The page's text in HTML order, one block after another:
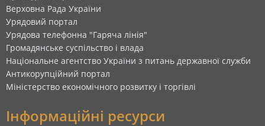
Верховна Рада України
Урядовий портал
Урядова телефонна "Гаряча лінія"
Громадянське суспільство і влада
Національне агентство України з питань державної служби
Антикорупційний портал
Міністерство економічного розвитку і торгівлі
Інформаційні ресурси